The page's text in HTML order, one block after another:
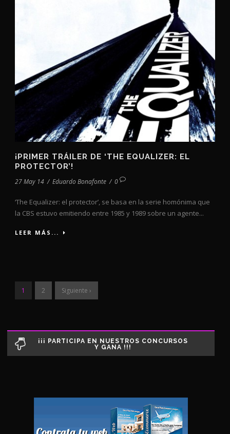
¡PRIMER TRÁILER DE ‘THE EQUALIZER: EL
PROTECTOR’!
27 May 14 / Eduardo Bonafonte / 0
‘The Equalizer: el protector’, se basa en la serie homónima que
la CBS estuvo emitiendo entre 1985 y 1989 sobre un agente...
LEER MÁS...
1 2 Siguiente ›
¡¡¡ PARTICIPA EN NUESTROS CONCURSOS
Y GANA !!!